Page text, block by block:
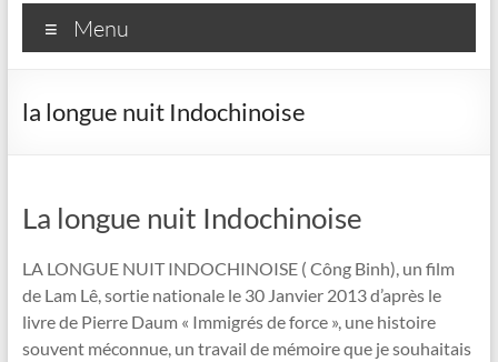
Menu
la longue nuit Indochinoise
La longue nuit Indochinoise
LA LONGUE NUIT INDOCHINOISE ( Công Binh), un film
de Lam Lê, sortie nationale le 30 Janvier 2013 d’après le
livre de Pierre Daum « Immigrés de force », une histoire
souvent méconnue, un travail de mémoire que je souhaitais